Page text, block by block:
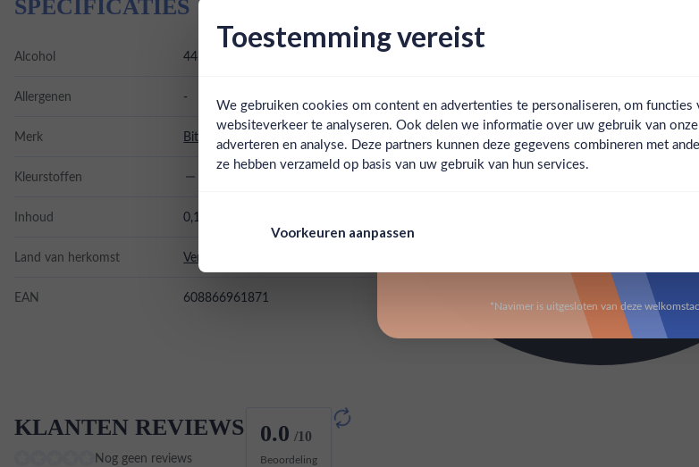
Ben jij 18 jaar of
SPECIFICATIES
Alcohol 44.00%
Allergenen -
Merk Bittermens
Kleurstoffen
Inhoud 0,15L
Land van herkomst Verenigde Staten
EAN 608866961871
KLANTEN REVIEWS
Nog geen reviews
0.0 /10
Beoordeling
Toestemming vereist
We gebruiken cookies om content en advertenties te personaliseren, om
websiteverkeer te analyseren. Ook delen we informatie over uw gebruik van
adverteren en analyse. Deze partners kunnen deze gegevens combineren met
ze hebben verzameld op basis van uw gebruik van hun services.
Voorkeuren aanpassen
Claim mijn korting
*Navimer is uitgesloten van deze